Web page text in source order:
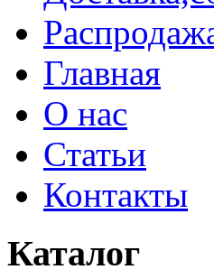
Главная
О нас
Статьи
Контакты
Каталог